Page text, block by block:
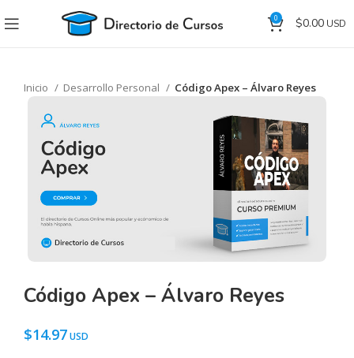
0 $0.00
Inicio Desarrollo Personal Código Apex – Álvaro Reyes
Código Apex – Álvaro Reyes
$14.97